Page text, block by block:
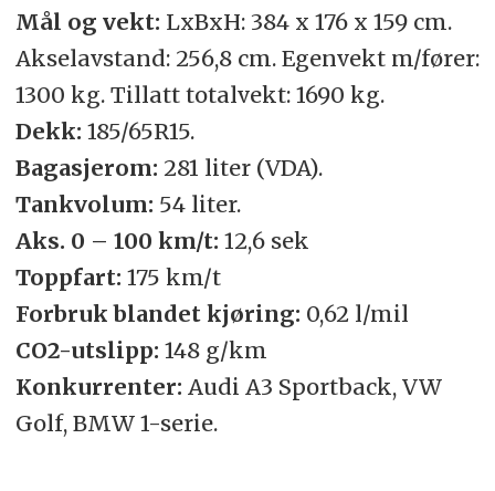
Mål og vekt: LxBxH: 384 x 176 x 159 cm.
Akselavstand: 256,8 cm. Egenvekt m/fører:
1300 kg. Tillatt totalvekt: 1690 kg.
Dekk: 185/65R15.
Bagasjerom: 281 liter (VDA).
Tankvolum: 54 liter.
Aks. 0 – 100 km/t: 12,6 sek
Toppfart: 175 km/t
Forbruk blandet kjøring: 0,62 l/mil
CO2-utslipp: 148 g/km
Konkurrenter: Audi A3 Sportback, VW
Golf, BMW 1-serie.